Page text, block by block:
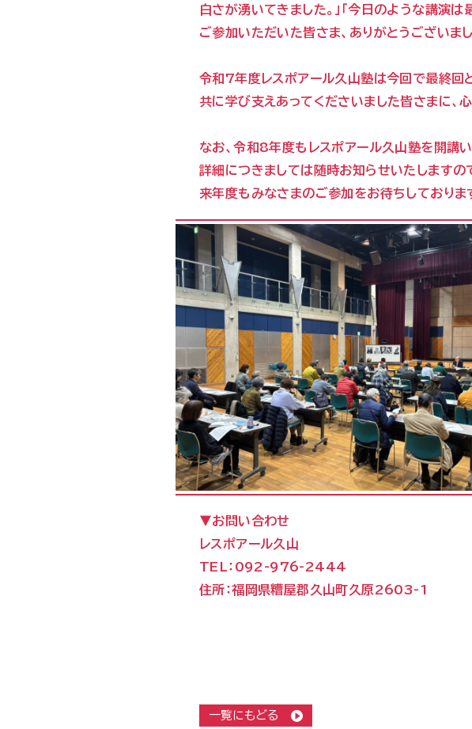
白さが湧いてきました。」「今日のような講演は
ご参加いただいた皆さま、ありがとうございまし
令和7年度レスポアール久山塾は今回で最終回と
共に学び支えあってくださいました皆さまに、
なお、令和8年度もレスポアール久山塾を開講い
詳細につきましては随時お知らせいたしますの
来年度もみなさまのご参加をお待ちしておりま
▼お問い合わせ
レスポアール久山
TEL：092-976-2444
住所：福岡県糟屋郡久山町久原2603-1
一覧にもどる